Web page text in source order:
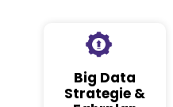
Big Data
Strategie &